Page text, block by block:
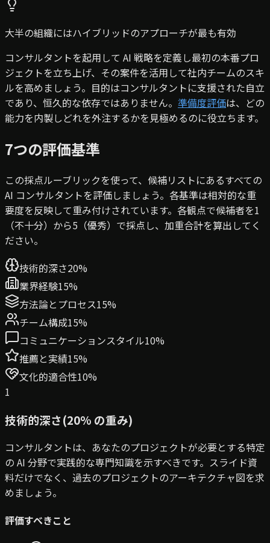
大半の組織にはハイブリッドのアプローチが最も有効
コンサルタントを起用して AI 戦略を定義し最初の本番プロ
ジェクトを立ち上げ、その案件を活用して社内チームのスキ
ルを高めましょう。目的はコンサルタントに支援された自立
であり、恒久的な依存ではありません。 準備度評価は、どの
能力を内製しどれを外注するかを見極めるのに役立ちます。
7つの評価基準
この採点ルーブリックを使って、候補リストにあるすべての
AI コンサルタントを評価しましょう。各基準は相対的な重
要度を反映して重み付けされています。各観点で候補者を1
（不十分）から5（優秀）で採点し、加重合計を算出してく
ださい。
技術的深さ20%
業界経験15%
方法論とプロセス15%
チーム構成15%
コミュニケーションスタイル10%
推薦と実績15%
文化的適合性10%
1
技術的深さ(20% の重み)
コンサルタントは、あなたのプロジェクトが必要とする特定
の AI 分野で実践的な専門知識を示すべきです。スライド資
料だけでなく、過去のプロジェクトのアーキテクチャ図を求
めましょう。
評価すべきこと